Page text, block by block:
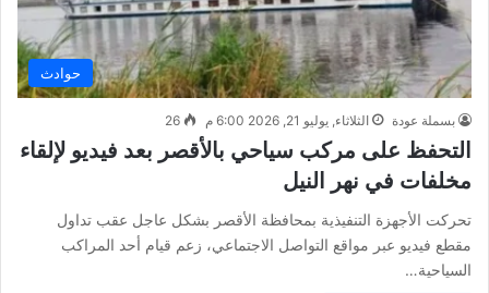
حوادث
بسملة عودة الثلاثاء, يوليو 21, 2026 6:00 م 26
التحفظ على مركب سياحي بالأقصر بعد فيديو لإلقاء
مخلفات في نهر النيل
تحركت الأجهزة التنفيذية بمحافظة الأقصر بشكل عاجل عقب تداول
مقطع فيديو عبر مواقع التواصل الاجتماعي، زعم قيام أحد المراكب
السياحية…